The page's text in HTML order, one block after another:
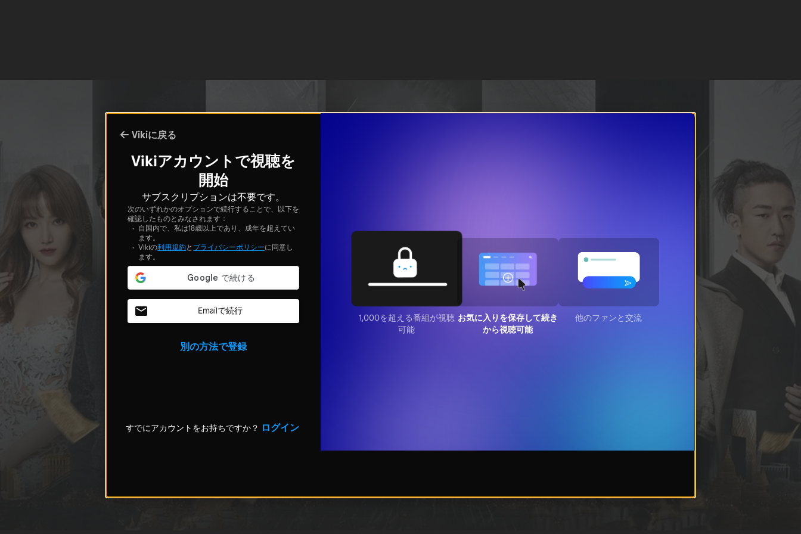
Vikiに戻る
Vikiアカウントで視聴を
開始
サブスクリプションは不要です。
次のいずれかのオプションで続行することで、以下を
確認したものとみなされます：
自国内で、私は18歳以上であり、成年を超えてい
ます。
Vikiの利用規約と プライバシーポリシーに同意し
ます。
Emailで続行
別の方法で登録
すでにアカウントをお持ちですか？ ログイン
1,000を超える番組が視聴
可能
お気に入りを保存して続き
から視聴可能
他のファンと交流